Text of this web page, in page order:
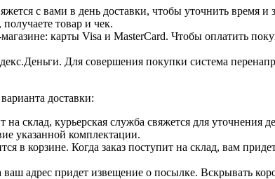
с вами в день доставки, чтобы уточнить время
товар и чек.
карты Visa и MasterCard. Чтобы оплатить
Для совершения покупки система
доставки:
на склад, курьерская служба свяжется для
указанной комплектации.
в корзине. Когда заказ поступит на склад, вам
ваш адрес придет извещение о посылке. Вскрывать